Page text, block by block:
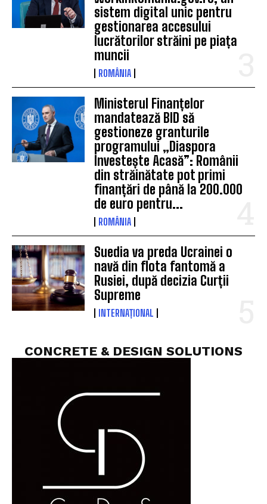
sistem digital unic pentru
gestionarea accesului
lucrătorilor străini pe piața
muncii
ROMÂNIA
Ministerul Finanțelor
mandatează BID să
gestioneze granturile
programului „Diaspora
Investește Acasă”: Românii
din străinătate pot primi
finanțări de până la 200.000
de euro pentru...
ROMÂNIA
Suedia va preda Ucrainei o
navă din flota fantomă a
Rusiei, după decizia Curții
Supreme
INTERNAȚIONAL
CONCRETE & DESIGN SOLUTIONS